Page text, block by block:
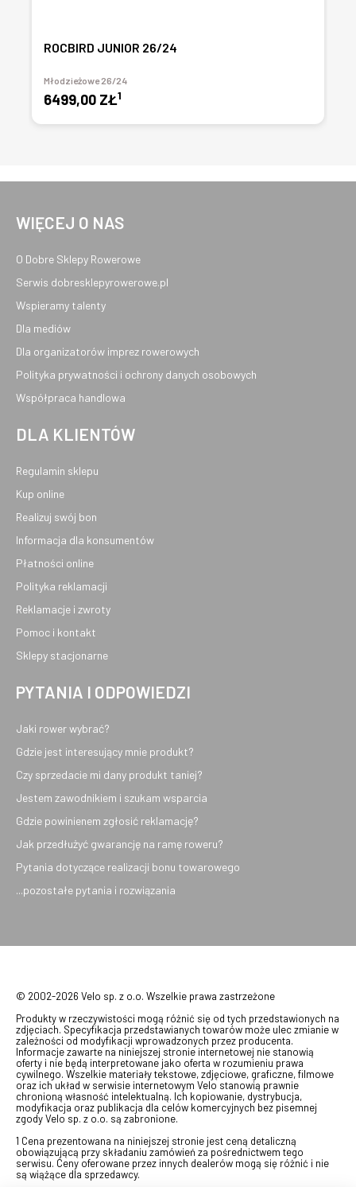
ROCBIRD JUNIOR 26/24
Młodzieżowe 26/24
6499,00 ZŁ1
WIĘCEJ O NAS
O Dobre Sklepy Rowerowe
Serwis dobresklepyrowerowe.pl
Wspieramy talenty
Dla mediów
Dla organizatorów imprez rowerowych
Polityka prywatności i ochrony danych osobowych
Współpraca handlowa
DLA KLIENTÓW
Regulamin sklepu
Kup online
Realizuj swój bon
Informacja dla konsumentów
Płatności online
Polityka reklamacji
Reklamacje i zwroty
Pomoc i kontakt
Sklepy stacjonarne
PYTANIA I ODPOWIEDZI
Jaki rower wybrać?
Gdzie jest interesujący mnie produkt?
Czy sprzedacie mi dany produkt taniej?
Jestem zawodnikiem i szukam wsparcia
Gdzie powinienem zgłosić reklamację?
Jak przedłużyć gwarancję na ramę roweru?
Pytania dotyczące realizacji bonu towarowego
...pozostałe pytania i rozwiązania
© 2002-2026 Velo sp. z o.o. Wszelkie prawa zastrzeżone
Produkty w rzeczywistości mogą różnić się od tych przedstawionych na
zdjęciach. Specyfikacja przedstawianych towarów może ulec zmianie w
zależności od modyfikacji wprowadzonych przez producenta.
Informacje zawarte na niniejszej stronie internetowej nie stanowią
oferty i nie będą interpretowane jako oferta w rozumieniu prawa
cywilnego. Wszelkie materiały tekstowe, zdjęciowe, graficzne, filmowe
oraz ich układ w serwisie internetowym Velo stanowią prawnie
chronioną własność intelektualną. Ich kopiowanie, dystrybucja,
modyfikacja oraz publikacja dla celów komercyjnych bez pisemnej
zgody Velo sp. z o.o. są zabronione.
1 Cena prezentowana na niniejszej stronie jest ceną detaliczną
obowiązującą przy składaniu zamówień za pośrednictwem tego
serwisu. Ceny oferowane przez innych dealerów mogą się różnić i nie
są wiążące dla sprzedawcy.